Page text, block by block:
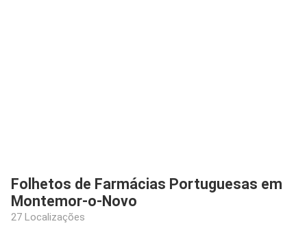
Folhetos de Farmácias Portuguesas em
Montemor-o-Novo
27 Localizações